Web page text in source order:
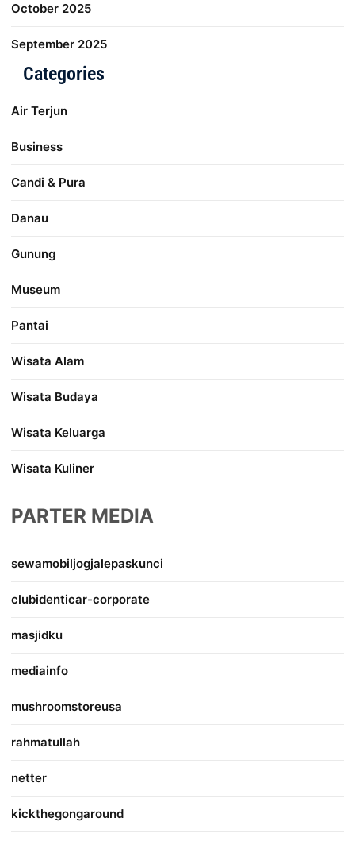
October 2025
September 2025
Categories
Air Terjun
Business
Candi & Pura
Danau
Gunung
Museum
Pantai
Wisata Alam
Wisata Budaya
Wisata Keluarga
Wisata Kuliner
PARTER MEDIA
sewamobiljogjalepaskunci
clubidenticar-corporate
masjidku
mediainfo
mushroomstoreusa
rahmatullah
netter
kickthegongaround